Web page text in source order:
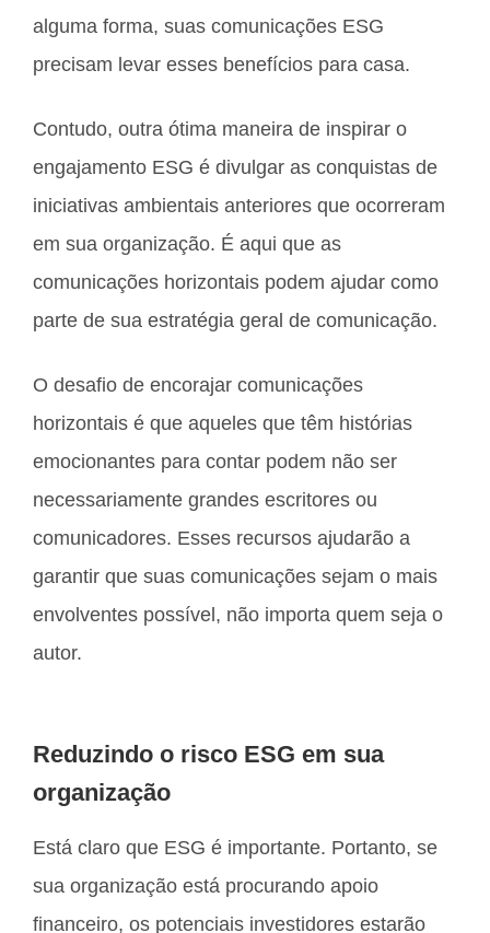
alguma forma, suas comunicações ESG
precisam levar esses benefícios para casa.
Contudo, outra ótima maneira de inspirar o
engajamento ESG é divulgar as conquistas de
iniciativas ambientais anteriores que ocorreram
em sua organização. É aqui que as
comunicações horizontais podem ajudar como
parte de sua estratégia geral de comunicação.
O desafio de encorajar comunicações
horizontais é que aqueles que têm histórias
emocionantes para contar podem não ser
necessariamente grandes escritores ou
comunicadores. Esses recursos ajudarão a
garantir que suas comunicações sejam o mais
envolventes possível, não importa quem seja o
autor.
Reduzindo o risco ESG em sua
organização
Está claro que ESG é importante. Portanto, se
sua organização está procurando apoio
financeiro, os potenciais investidores estarão